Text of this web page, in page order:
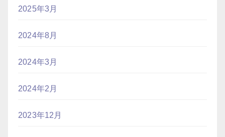
2025年3月
2024年8月
2024年3月
2024年2月
2023年12月